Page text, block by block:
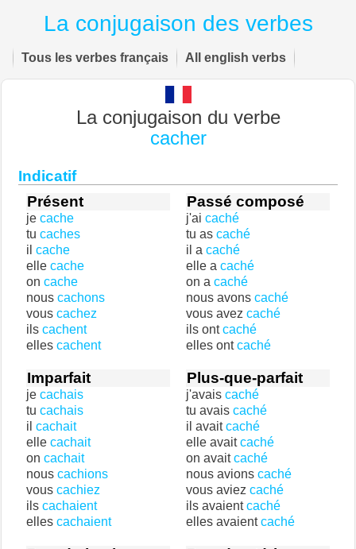
La conjugaison des verbes
Tous les verbes français All english verbs
La conjugaison du verbe
cacher
Indicatif
Présent
je cache
tu caches
il cache
elle cache
on cache
nous cachons
vous cachez
ils cachent
elles cachent
Passé composé
j'ai caché
tu as caché
il a caché
elle a caché
on a caché
nous avons caché
vous avez caché
ils ontcaché
elles ontcaché
Imparfait
je cachais
tu cachais
il cachait
elle cachait
on cachait
nous cachions
vous cachiez
ils cachaient
elles cachaient
Plus-que-parfait
j'avais caché
tu avais caché
il avaitcaché
elle avaitcaché
on avaitcaché
nous avions caché
vous aviez caché
ils avaientcaché
elles avaientcaché